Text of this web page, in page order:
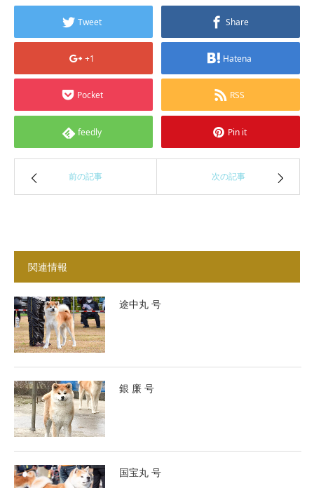
Tweet Share
+1 Hatena
Pocket RSS
feedly Pin it
前の記事 次の記事
関連情報
途中丸 号
銀 廉 号
国宝丸 号